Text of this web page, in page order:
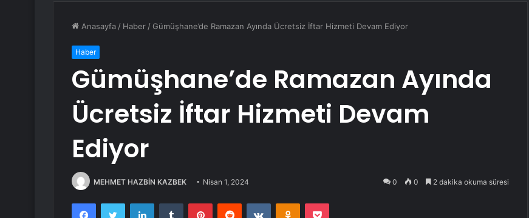
Anasayfa / Haber / Gümüşhane’de Ramazan Ayında Ücretsiz İftar Hizmeti Devam Ediyor
Haber
Gümüşhane’de Ramazan Ayında
Ücretsiz İftar Hizmeti Devam
Ediyor
MEHMET HAZBİN KAZBEK Nisan 1, 2024 0 0 2 dakika okuma süresi
FacebookTwitter LinkedInTumblr PinterestReddit VKontakteOdnoklassniki
Pocket